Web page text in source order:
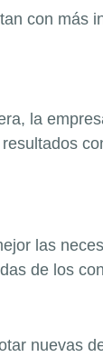
con más
la
las
de los
nuevas